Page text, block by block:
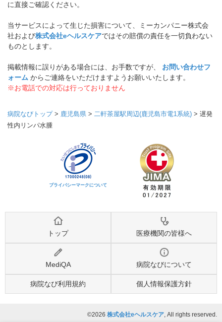
に直接ご確認ください。
当サービスによって生じた損害について、ミーカンパニー株式会
社および株式会社eヘルスケアではその賠償の責任を一切負わない
ものとします。
掲載情報に誤りがある場合には、お手数ですが、 お問い合わせフ
ォーム からご連絡をいただけますようお願いいたします。
※お電話での対応は行っておりません
病院なびトップ> 鹿児島県 > 二軒茶屋駅周辺(鹿児島市電1系統) > 遅発
性内リンパ水腫
プライバシーマークについて
トップ 医療機関の皆様へ
MediQA 病院なびについて
病院なび利用規約 個人情報保護方針
©2026 株式会社eヘルスケア, All rights reserved.